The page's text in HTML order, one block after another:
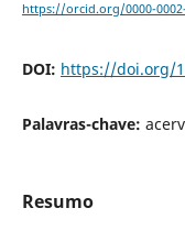
https://orcid.org/0000-
DOI: https://doi.org/
Palavras-chave:
Resumo